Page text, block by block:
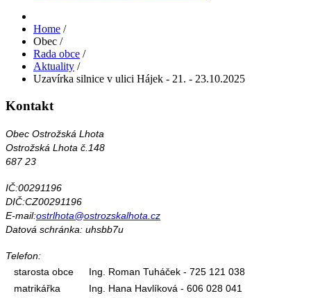
Home /
Obec /
Rada obce /
Aktuality /
Uzavírka silnice v ulici Hájek - 21. - 23.10.2025
Kontakt
Obec Ostrožská Lhota
Ostrožská Lhota č.148
687 23
IČ:00291196
DIČ:CZ00291196
E-mail:ostrlhota@ostrozskalhota.cz
Datová schránka: uhsbb7u
Telefon:
starosta obce
Ing. Roman Tuháček - 725 121 038
matrikářka
Ing. Hana Havlíková - 606 028 041